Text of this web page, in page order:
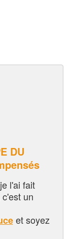
DU
l'ai fait
un
et soyez